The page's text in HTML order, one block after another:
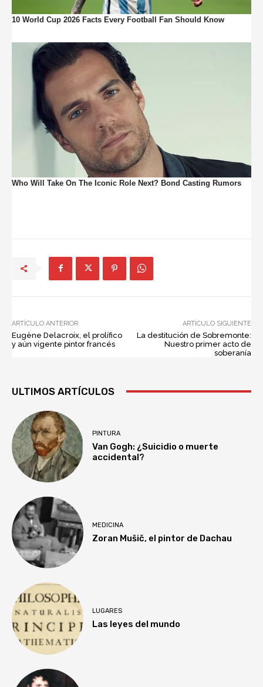
ARTÍCULO ANTERIOR
Eugène Delacroix, el prolífico
y aún vigente pintor francés
ARTÍCULO SIGUIENTE
La destitución de Sobremonte:
Nuestro primer acto de
soberanía
ULTIMOS ARTÍCULOS
PINTURA
Van Gogh: ¿Suicidio o muerte
accidental?
MEDICINA
Zoran Mušič, el pintor de Dachau
LUGARES
Las leyes del mundo